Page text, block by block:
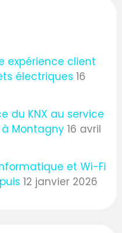
expérience client
électriques 16
du KNX au service
à Montagny 16 avril
et Wi-Fi
12 janvier 2026